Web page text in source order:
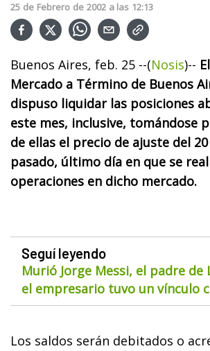
25 de Febrero de 2002 a las 12:13
Buenos Aires, feb. 25 --(Nosis)--
Mercado a Término de Buenos
dispuso liquidar las posiciones
este mes, inclusive, tomándose
de ellas el precio de ajuste del
pasado, último día en que se
operaciones en dicho mercado.
Seguí leyendo
Murió Jorge Messi, el padre de
el empresario tuvo un vínculo
Los saldos serán debitados o